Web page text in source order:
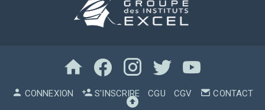
CONNEXION S'INSCRIRE CGU CGV CONTACT